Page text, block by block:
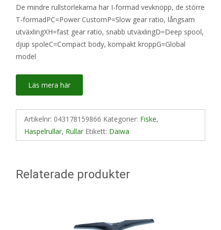
De mindre rullstorlekarna har I-formad vevknopp, de större
T-formadPC=Power CustomP=Slow gear ratio, långsam
utväxlingXH=fast gear ratio, snabb utväxlingD=Deep spool,
djup spoleC=Compact body, kompakt kroppG=Global
model
Läs mera här
Artikelnr: 043178159866 Kategorier: Fiske,
Haspelrullar, Rullar Etikett: Daiwa
Relaterade produkter